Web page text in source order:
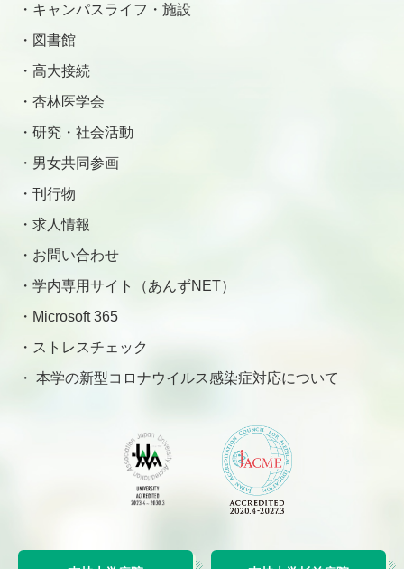
キャンパスライフ・施設
図書館
高大接続
杏林医学会
研究・社会活動
男女共同参画
刊行物
求人情報
お問い合わせ
学内専用サイト（あんずNET）
Microsoft 365
ストレスチェック
本学の新型コロナウイルス感染症対応について